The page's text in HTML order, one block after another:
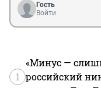
Гость
Войти
1
«Минус —
российский